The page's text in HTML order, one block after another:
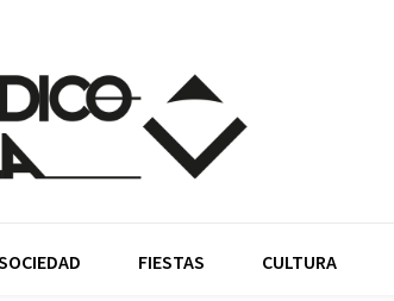
FIESTAS CULTURA